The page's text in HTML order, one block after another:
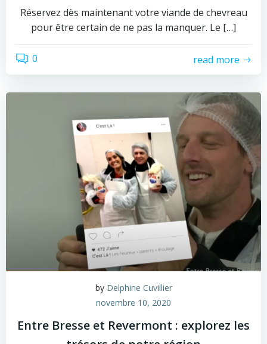
Réservez dès maintenant votre viande de chevreau
pour être certain de ne pas la manquer. Le […]
0 read more
by Delphine Cuvillier
novembre 10, 2020
Entre Bresse et Revermont : explorez les